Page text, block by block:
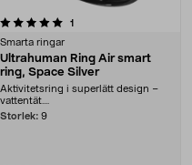
1
Smarta ringar
Ultrahuman Ring Air smart
ring, Space Silver
Aktivitetsring i superlätt design –
vattentät....
Storlek: 9